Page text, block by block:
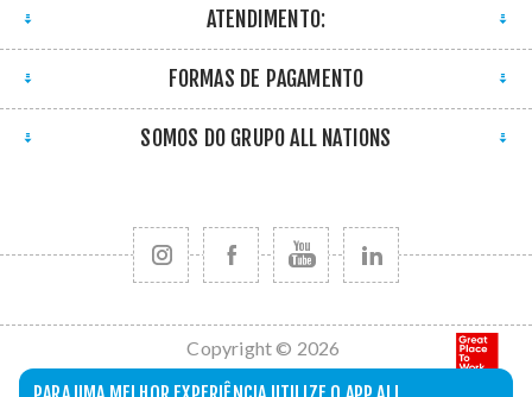
ATENDIMENTO:
FORMAS DE PAGAMENTO
SOMOS DO GRUPO ALL NATIONS
Copyright © 2026
All Nations. Todos